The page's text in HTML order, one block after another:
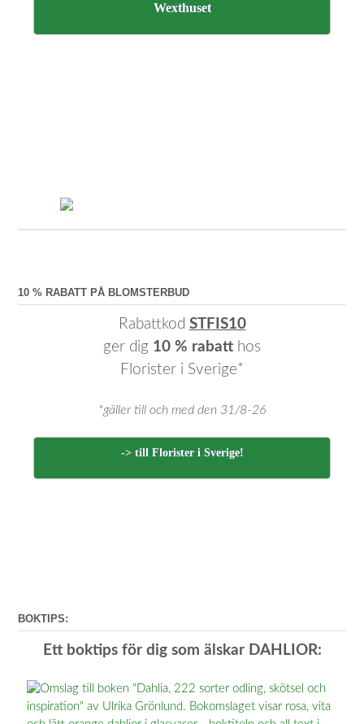
Wexthuset
10 % RABATT PÅ BLOMSTERBUD
Rabattkod STFIS10
ger dig 10 % rabatt hos
Florister i Sverige*
*gäller till och med den 31/8-26
-> till Florister i Sverige!
BOKTIPS:
Ett boktips för dig som älskar DAHLIOR: